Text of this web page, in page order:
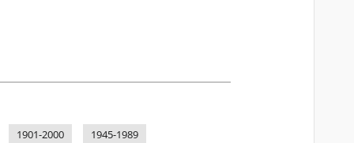
1901-2000 1945-1989